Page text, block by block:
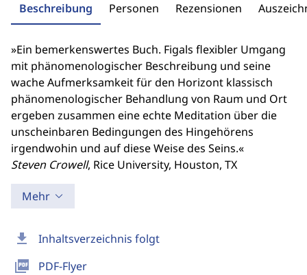
download Inhaltsverzeichnis folgt
picture_as_pdf PDF-Flyer
Beschreibung Personen Rezensionen
»Ein bemerkenswertes Buch. Figals flexibler Umgang
mit phänomenologischer Beschreibung und seine
wache Aufmerksamkeit für den Horizont klassisch
phänomenologischer Behandlung von Raum und Ort
ergeben zusammen eine echte Meditation über die
unscheinbaren Bedingungen des Hingehörens
irgendwohin und auf diese Weise des Seins.«
Steven Crowell, Rice University, Houston, TX
Mehr